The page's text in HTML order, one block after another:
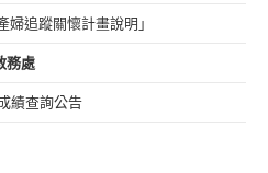
追蹤關懷計畫說明」
務處
績查詢公告